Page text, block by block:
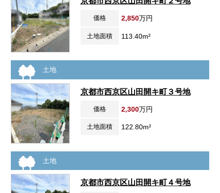
価格 2,850万円
土地面積 113.40m²
土地
京都市西京区山田開キ町３号地
価格 2,300万円
土地面積 122.80m²
土地
京都市西京区山田開キ町４号地